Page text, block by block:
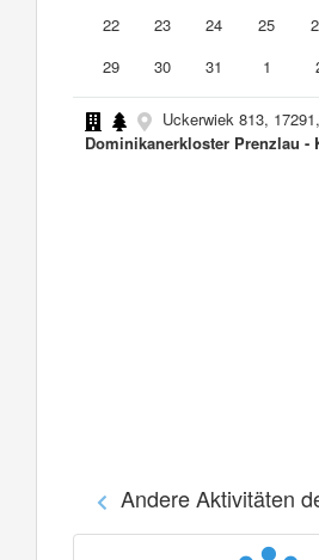
22
23 24 25
29
30 31 1
Uckerwiek 813,
Dominikanerkloster Prenzlau -
Andere Aktivitäten